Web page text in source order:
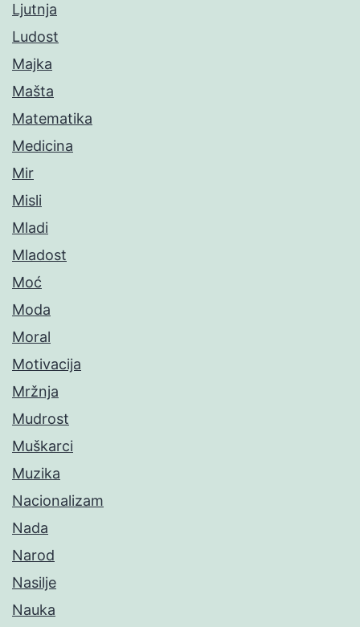
Ljutnja
Ludost
Majka
Mašta
Matematika
Medicina
Mir
Misli
Mladi
Mladost
Moć
Moda
Moral
Motivacija
Mržnja
Mudrost
Muškarci
Muzika
Nacionalizam
Nada
Narod
Nasilje
Nauka